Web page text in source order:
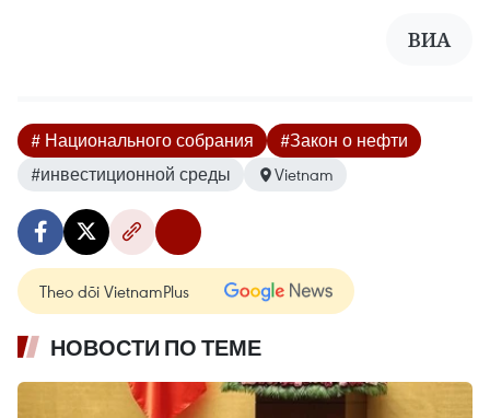
ВИА
# Национального собрания
#Закон о нефти
#инвестиционной среды
Vietnam
Theo dõi VietnamPlus
НОВОСТИ ПО ТЕМЕ